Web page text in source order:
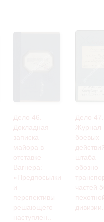
Дело 46.
Докладная
записка
майора в
отставке
Вагнера:
«Предпосылки
и
перспективы
решающего
наступлен...
Дело 47.
Журнал
боевых
штаба
обозно-
частей
дивизии.